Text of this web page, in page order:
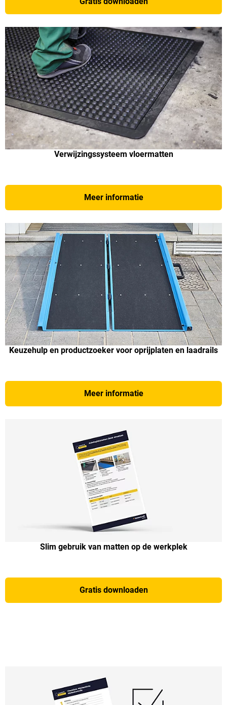
Verwijzingssysteem vloermatten
Meer informatie
Keuzehulp en productzoeker voor oprijplaten en laadrails
Meer informatie
Slim gebruik van matten op de werkplek
Gratis downloaden